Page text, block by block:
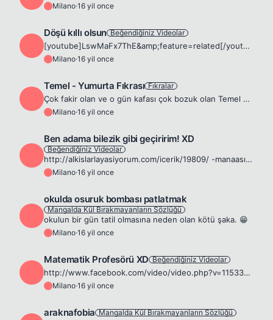
Milano·16 yil once
Döşü kıllı olsun Beğendiğiniz Videolar
[youtube]LswMaFx7ThE&amp;feature=related[/youtube] rezalet yaa.. 😆
Milano·16 yil once
Temel - Yumurta Fıkrası Fıkralar
Çok fakir olan ve o gün kafası çok bozuk olan Temel yolda giderken bir lamba bulur ve onu alıp eve getirir. Kulübesine yatmaya gelen Temel lambayı bir köşeye koyar. Koymasıyla beraber lambanın içinde...
Milano·16 yil once
Ben adama bilezik gibi geçiririm! XD
Beğendiğiniz Videolar
http://alkislarlayasiyorum.com/icerik/19809/ -manaası çok derin, ben adama bilezik gibi geçiririm demek 😆 -saksıya fesleğen gibi oturturum anlamı da çıkar 😁
Milano·16 yil once
okulda osuruk bombası patlatmak
Mangalda Kül Bırakmayanların Sözlüğü
okulun bir gün tatil olmasına neden olan kötü şaka. 😁
Milano·16 yil once
Matematik Profesörü XD Beğendiğiniz Videolar
http://www.facebook.com/video/video.php?v=1153320560078&amp;ref=nf 😈
Milano·16 yil once
araknafobia Mangalda Kül Bırakmayanların Sözlüğü